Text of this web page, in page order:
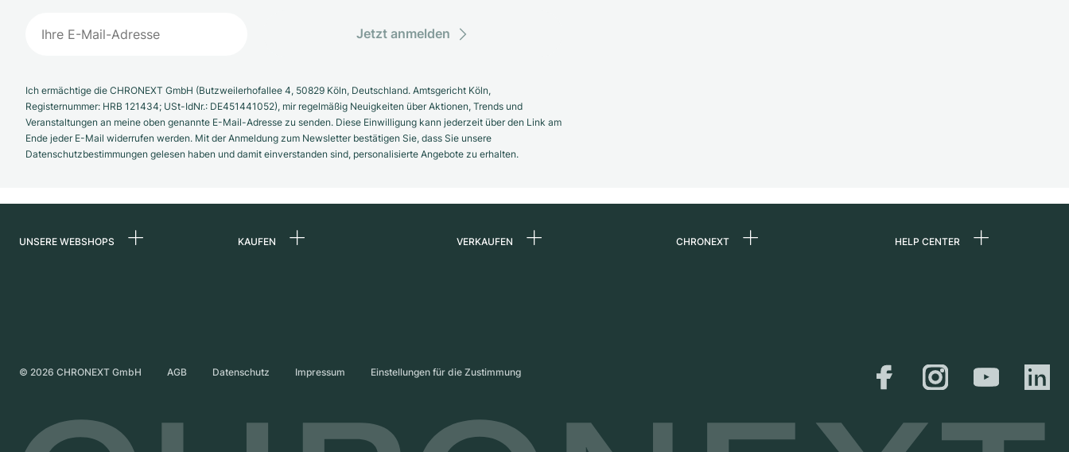
Jetzt anmelden
Ich ermächtige die CHRONEXT GmbH (Butzweilerhofallee 4, 50829 Köln, Deutschland. Amtsgericht Köln,
Registernummer: HRB 121434; USt-IdNr.: DE451441052), mir regelmäßig Neuigkeiten über Aktionen, Trends und
Veranstaltungen an meine oben genannte E-Mail-Adresse zu senden. Diese Einwilligung kann jederzeit über den Link am
Ende jeder E-Mail widerrufen werden. Mit der Anmeldung zum Newsletter bestätigen Sie, dass Sie unsere
Datenschutzbestimmungen gelesen haben und damit einverstanden sind, personalisierte Angebote zu erhalten.
UNSERE WEBSHOPS
Vereinigtes Königreich
KAUFEN VERKAUFEN CHRONEXT HELP CENTER
Versand &
Rückgaberecht
© 2026 CHRONEXT GmbH AGB Datenschutz Impressum Einstellungen für die Zustimmung